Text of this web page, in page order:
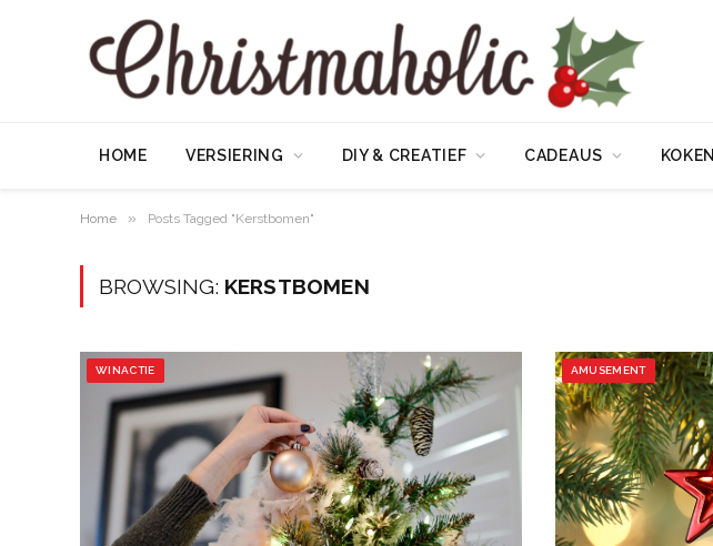
HOME VERSIERING DIY & CREATIEF CADEAUS KOKEN
Home » Posts Tagged "Kerstbomen"
BROWSING: KERSTBOMEN
WINACTIE AMUSEMENT